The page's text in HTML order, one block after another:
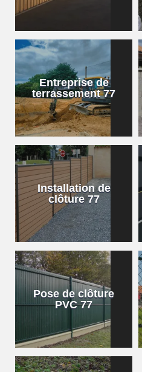
Entreprise de
terrassement 77
Installation de
clôture 77
Pose de clôture
PVC 77